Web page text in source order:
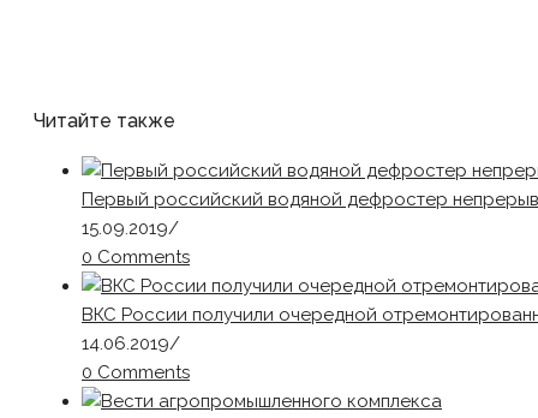
Читайте также
Первый российский водяной дефростер
15.09.2019/
0 Comments
ВКС России получили очередной
14.06.2019/
0 Comments